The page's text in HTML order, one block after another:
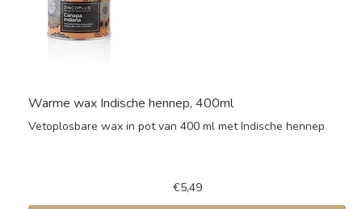
Warme wax Indische hennep, 400ml
Vetoplosbare wax in pot van 400 ml met Indische hennep
€5,49